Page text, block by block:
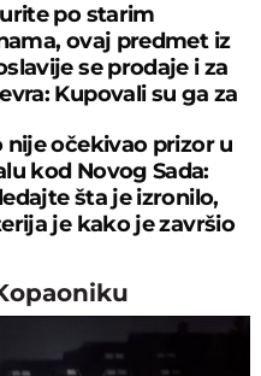
po starim
ovaj predmet iz
se prodaje i za
Kupovali su ga za
nije očekivao prizor u
kod Novog Sada:
šta je izronilo,
je kako je završio